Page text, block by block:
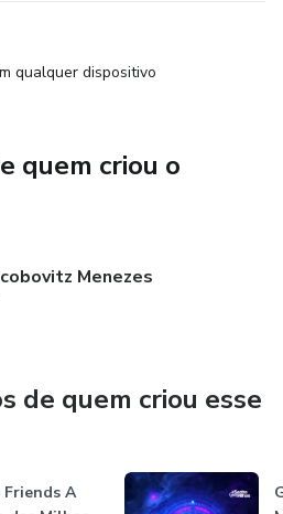
de crédito e sugestão de
alinhamento;
de promoções de
sugerindo que você
qualquer dispositivo
quem criou o
Menezes
de quem criou esse
Friends A